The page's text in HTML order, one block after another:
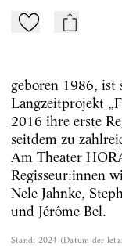
Zu Mein-TdZ
mail
geboren 1986,
Langzeitprojekt
2016 ihre erste
seitdem zu
Am Theater
Regisseur:innen
Nele Jahnke,
und Jérôme Bel.
Stand: 2024 (Datum der